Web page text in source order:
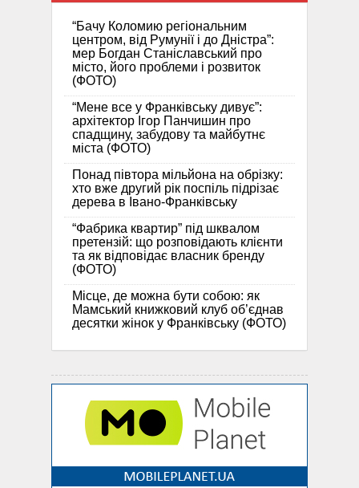
“Бачу Коломию регіональним
центром, від Румунії і до Дністра”:
мер Богдан Станіславський про
місто, його проблеми і розвиток
(ФОТО)
“Мене все у Франківську дивує”:
архітектор Ігор Панчишин про
спадщину, забудову та майбутнє
міста (ФОТО)
Понад півтора мільйона на обрізку:
хто вже другий рік поспіль підрізає
дерева в Івано-Франківську
“Фабрика квартир” під шквалом
претензій: що розповідають клієнти
та як відповідає власник бренду
(ФОТО)
Місце, де можна бути собою: як
Мамський книжковий клуб об’єднав
десятки жінок у Франківську (ФОТО)